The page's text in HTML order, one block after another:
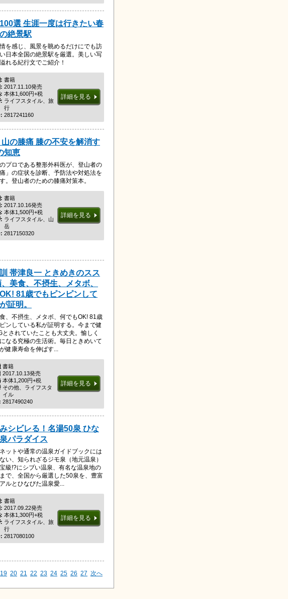
選 生涯一度は行きたい春
絶景駅
を感じ、風景を眺めるだけにでも訪
日本全国の絶景駅を厳選。美しい写
れる紀行文でご紹介！
書籍
2017.11.10発売
本体1,600円+税
ライフスタイル、旅
行
2817241160
詳細を見る
の膝痛 膝の不安を解消す
知恵
プロである整形外科医が、登山者の
」の症状を診断、予防法や対処法を
。登山者のための膝痛対策本。
書籍
2017.10.16発売
本体1,500円+税
ライフスタイル、山
岳
2817150320
詳細を見る
帯津良一 ときめきのスス
、美食、不摂生、メタボ、
81歳でもピンピンして
証明。
、不摂生、メタボ、何でもOK! 81歳
ンしている私が証明する。今まで健
とされていたことも大丈夫。愉しく
なる究極の生活術。毎日ときめいて
健康寿命を伸ばす...
書籍
2017.10.13発売
本体1,200円+税
その他、ライフスタ
イル
2817490240
詳細を見る
シビレる！名湯50泉 ひな
パラダイス
ットや通常の温泉ガイドブックには
い、知られざるジモ泉（地元温泉）
級!?にシブい温泉、有名な温泉地の
で、全国から厳選した50泉を、豊富
ルとひなびた温泉愛...
書籍
2017.09.22発売
本体1,300円+税
ライフスタイル、旅
行
2817080100
詳細を見る
19 20 21 22 23 24 25 26 27 次へ